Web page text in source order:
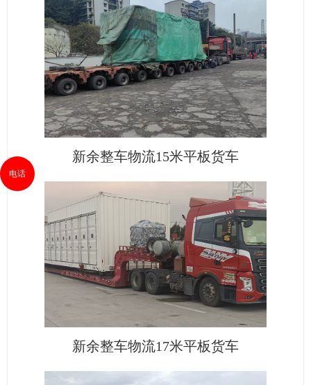
新余整车物流15米平板货车
新余整车物流17米平板货车
电话